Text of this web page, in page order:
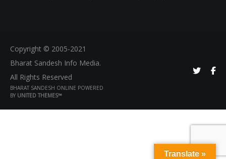
Copyright © 2005-2021
Bharat Sandesh Info Media.
All Rights Reserved
BHARAT SANDESH ONLINE POWERED
BY UNITED THEMES™
Translate »